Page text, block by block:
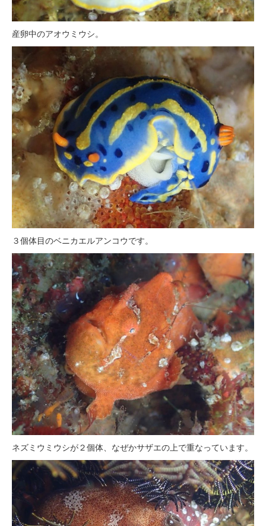
産卵中のアオウミウシ。
３個体目のベニカエルアンコウです。
ネズミウミウシが２個体、なぜかサザエの上で重なっています。